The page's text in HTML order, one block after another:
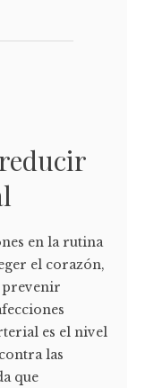
en la rutina
el corazón,
prevenir
es el nivel
las
que